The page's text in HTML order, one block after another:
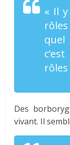
« Il
Des
vivant. Il